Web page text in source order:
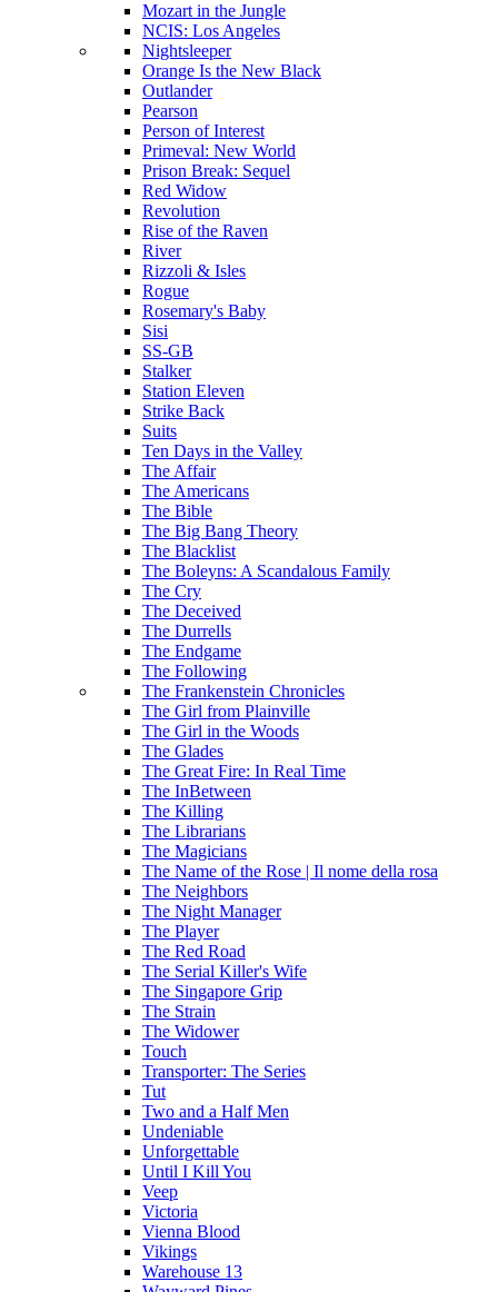
Mozart in the Jungle
NCIS: Los Angeles
Nightsleeper
Orange Is the New Black
Outlander
Pearson
Person of Interest
Primeval: New World
Prison Break: Sequel
Red Widow
Revolution
Rise of the Raven
River
Rizzoli & Isles
Rogue
Rosemary's Baby
Sisi
SS-GB
Stalker
Station Eleven
Strike Back
Suits
Ten Days in the Valley
The Affair
The Americans
The Bible
The Big Bang Theory
The Blacklist
The Boleyns: A Scandalous Family
The Cry
The Deceived
The Durrells
The Endgame
The Following
The Frankenstein Chronicles
The Girl from Plainville
The Girl in the Woods
The Glades
The Great Fire: In Real Time
The InBetween
The Killing
The Librarians
The Magicians
The Name of the Rose | Il nome della rosa
The Neighbors
The Night Manager
The Player
The Red Road
The Serial Killer's Wife
The Singapore Grip
The Strain
The Widower
Touch
Transporter: The Series
Tut
Two and a Half Men
Undeniable
Unforgettable
Until I Kill You
Veep
Victoria
Vienna Blood
Vikings
Warehouse 13